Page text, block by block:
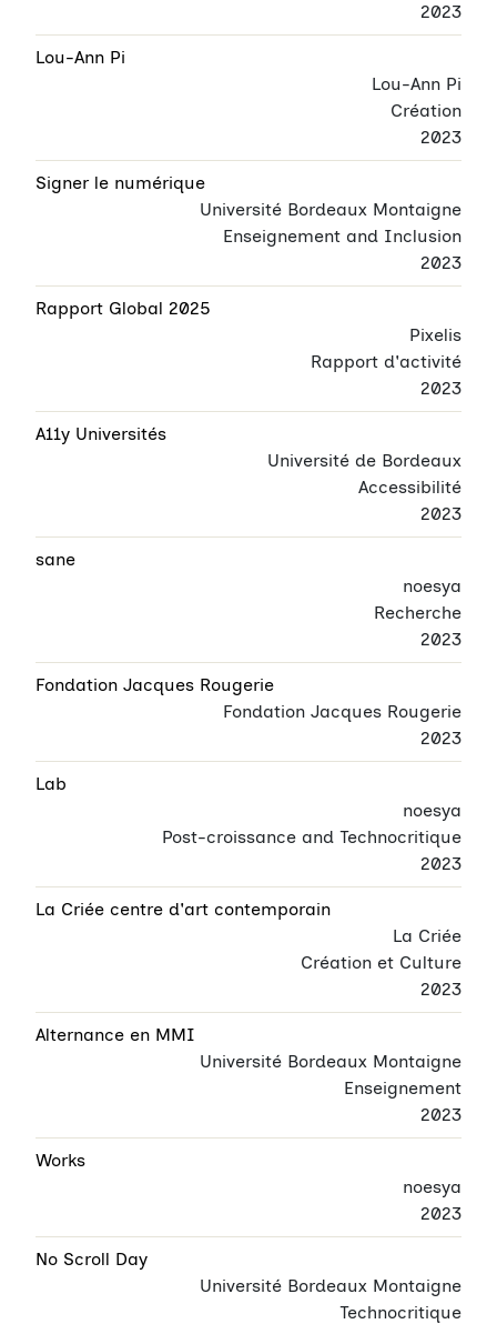
2023
Lou-Ann Pi
Lou-Ann Pi
Création
2023
Signer le numérique
Université Bordeaux Montaigne
Enseignement and Inclusion
2023
Rapport Global 2025
Pixelis
Rapport d'activité
2023
A11y Universités
Université de Bordeaux
Accessibilité
2023
sane
noesya
Recherche
2023
Fondation Jacques Rougerie
Fondation Jacques Rougerie
2023
Lab
noesya
Post-croissance and Technocritique
2023
La Criée centre d'art contemporain
La Criée
Création et Culture
2023
Alternance en MMI
Université Bordeaux Montaigne
Enseignement
2023
Works
noesya
2023
No Scroll Day
Université Bordeaux Montaigne
Technocritique